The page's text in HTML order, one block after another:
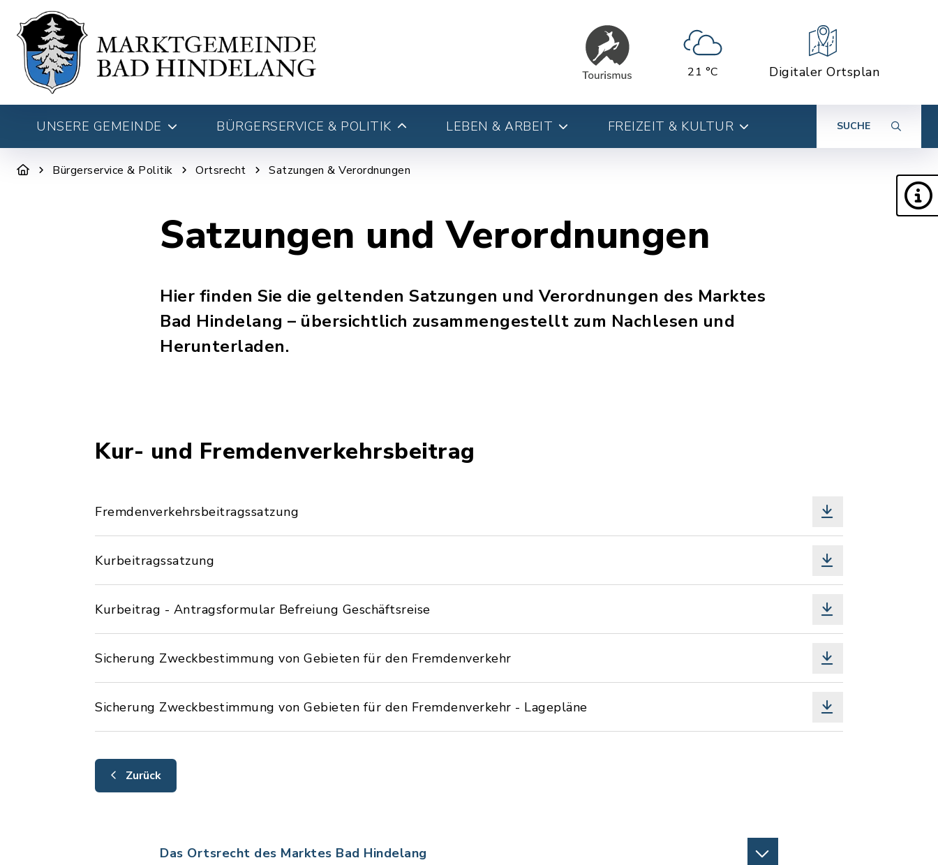
21 °C Digitaler Ortsplan
UNSERE GEMEINDE BÜRGERSERVICE & POLITIK LEBEN & ARBEIT FREIZEIT & KULTUR SUCHE
Bürgerservice & Politik Ortsrecht Satzungen & Verordnungen
Satzungen und Verordnungen
Hier finden Sie die geltenden Satzungen und Verordnungen des Marktes
Bad Hindelang – übersichtlich zusammengestellt zum Nachlesen und
Herunterladen.
Kur- und Fremdenverkehrsbeitrag
Fremdenverkehrsbeitragssatzung
Kurbeitragssatzung
Kurbeitrag - Antragsformular Befreiung Geschäftsreise
Sicherung Zweckbestimmung von Gebieten für den Fremdenverkehr
Sicherung Zweckbestimmung von Gebieten für den Fremdenverkehr - Lagepläne
Zurück
Das Ortsrecht des Marktes Bad Hindelang